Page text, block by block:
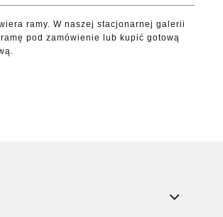
ramy. W naszej stacjonarnej galerii
pod zamówienie lub kupić gotową